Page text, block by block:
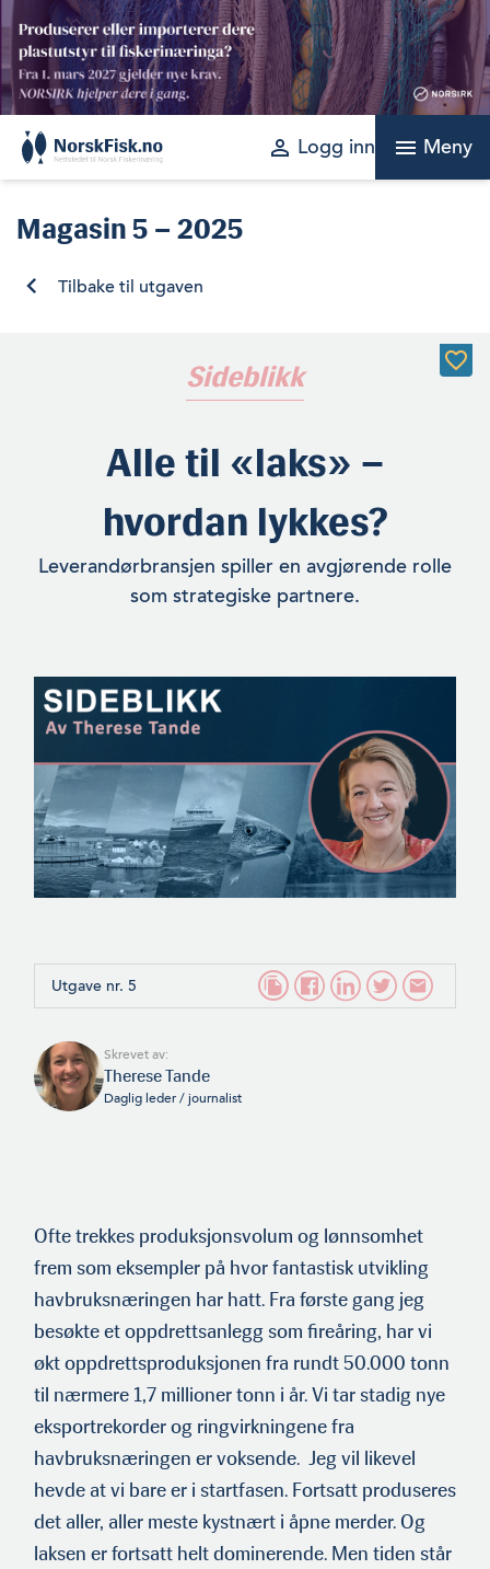
Skip
content
perm_identity Logg inn menu Meny
Magasin5 – 2025
Tilbake til utgaven
Sideblikk
Alle til «laks» –
hvordan lykkes?
Leverandørbransjen spiller en avgjørende rolle
som strategiske partnere.
Utgave nr. 5
Skrevet av:
Therese Tande
Daglig leder / journalist
Ofte trekkes produksjonsvolum og lønnsomhet
frem som eksempler på hvor fantastisk utvikling
havbruksnæringen har hatt. Fra første gang jeg
besøkte et oppdrettsanlegg som fireåring, har vi
økt oppdrettsproduksjonen fra rundt 50.000 tonn
til nærmere 1,7 millioner tonn i år. Vi tar stadig nye
eksportrekorder og ringvirkningene fra
havbruksnæringen er voksende. Jeg vil likevel
hevde at vi bare er i startfasen. Fortsatt produseres
det aller, aller meste kystnært i åpne merder. Og
laksen er fortsatt helt dominerende. Men tiden står